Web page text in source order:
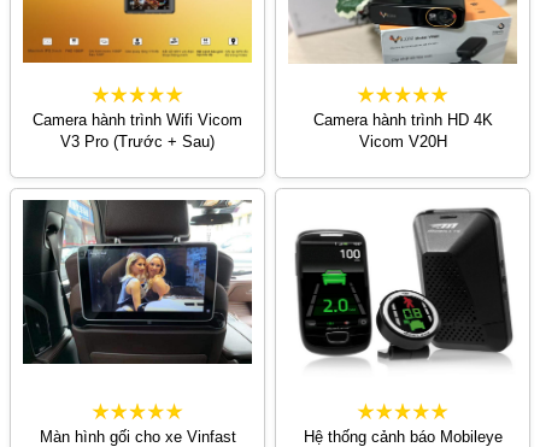
Camera hành trình Wifi Vicom
V3 Pro (Trước + Sau)
Camera hành trình HD 4K
Vicom V20H
Màn hình gối cho xe Vinfast
Hệ thống cảnh báo Mobileye